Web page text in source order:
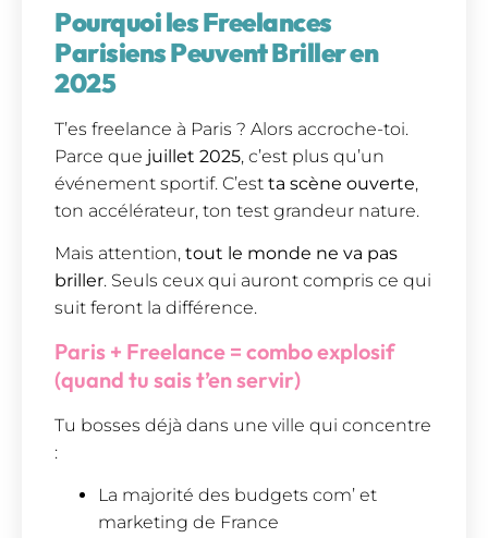
Pourquoi les Freelances
Parisiens Peuvent Briller en
2025
T’es freelance à Paris ? Alors accroche-toi.
Parce que juillet 2025, c’est plus qu’un
événement sportif. C’est ta scène ouverte,
ton accélérateur, ton test grandeur nature.
Mais attention, tout le monde ne va pas
briller. Seuls ceux qui auront compris ce qui
suit feront la différence.
Paris + Freelance = combo explosif
(quand tu sais t’en servir)
Tu bosses déjà dans une ville qui concentre
:
La majorité des budgets com’ et
marketing de France